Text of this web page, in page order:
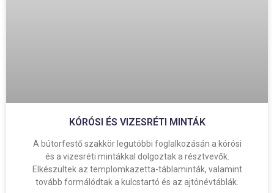
KÓRÓSI ÉS VIZESRÉTI MINTÁK
A bútorfestő szakkör legutóbbi foglalkozásán a kórósi
és a vizesréti mintákkal dolgoztak a résztvevők.
Elkészültek az templomkazetta-táblaminták, valamint
tovább formálódtak a kulcstartó és az ajtónévtáblák.